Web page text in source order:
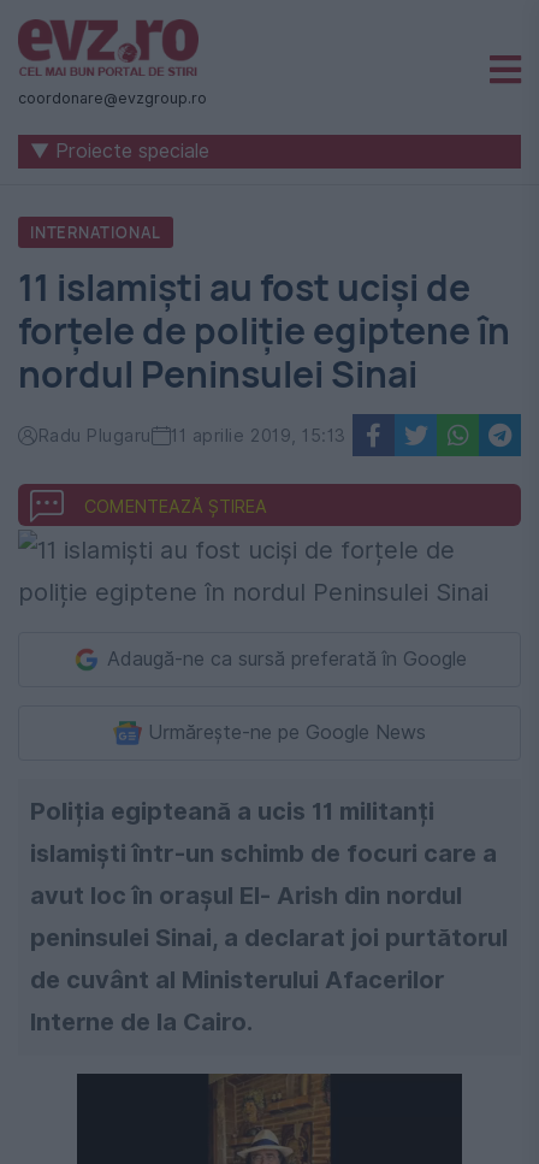
Știri
naționale
internaționale
România
-
Evenimentul
Zilei
coordonare@evzgroup.ro
▼ Proiecte speciale
INTERNATIONAL
11 islamiști au fost uciși de
forțele de poliție egiptene în
nordul Peninsulei Sinai
Radu Plugaru 11 aprilie 2019, 15:13
COMENTEAZĂ ȘTIREA
Adaugă-ne ca sursă preferată în Google
Urmărește-ne pe Google News
Poliția egipteană a ucis 11 militanți
islamiști într-un schimb de focuri care a
avut loc în orașul El- Arish din nordul
peninsulei Sinai, a declarat joi purtătorul
de cuvânt al Ministerului Afacerilor
Interne de la Cairo.